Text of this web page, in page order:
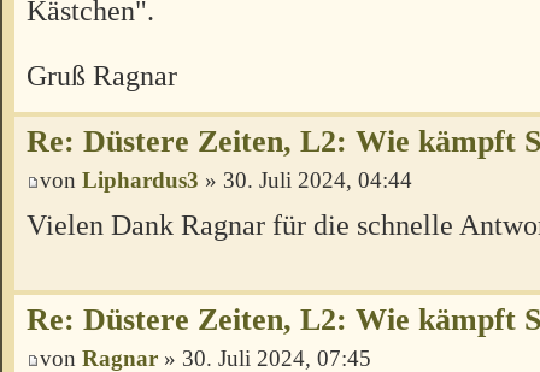
Kästchen".
Gruß Ragnar
Re: Düstere Zeiten, L2: Wie kämpft
von Liphardus3 » 30. Juli 2024, 04:44
Vielen Dank Ragnar für die schnelle
Re: Düstere Zeiten, L2: Wie kämpft
von Ragnar » 30. Juli 2024, 07:45